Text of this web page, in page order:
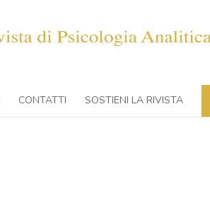
CONTATTI SOSTIENI LA RIVISTA